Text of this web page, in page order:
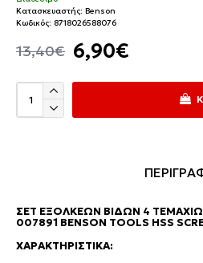
6,90€
13,40€
Κατασκευαστής: Benson
Κωδικός: 8718026588076
ΣΕΤ ΕΞΟΛΚΈΩΝ ΒΙΔΏΝ 4
007891 BENSON TOOLS HSS
ΧΑΡΑΚΤΗΡΙΣΤΙΚΆ: